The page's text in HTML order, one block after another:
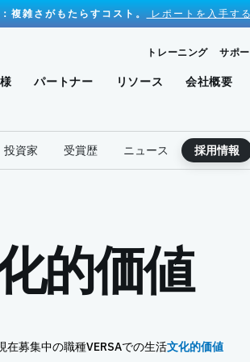
雑さがもたらすコスト。 レポートを入手す
トレーニング サポ
パートナー リソース 会社概要
投資家 受賞歴 ニュース 採用情報
的価値
在募集中の職種VERSAでの生活文化的価値